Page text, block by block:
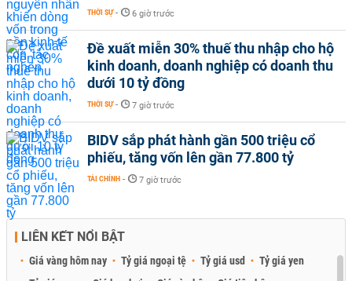
THỜI SỰ - 6 giờ trước
Đề xuất miễn 30% thuế thu nhập cho hộ
kinh doanh, doanh nghiệp có doanh thu
dưới 10 tỷ đồng
THỜI SỰ - 7 giờ trước
BIDV sắp phát hành gần 500 triệu cổ
phiếu, tăng vốn lên gần 77.800 tỷ
TÀI CHÍNH - 7 giờ trước
LIÊN KẾT NỔI BẬT
Giá vàng hôm nay Tỷ giá ngoại tệ Tỷ giá usd
Tỷ giá yen